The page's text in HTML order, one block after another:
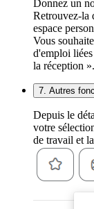
Donnez un
Retrouvez-la
espace
Vous
d'emploi
la réception ».
7. Autres
Depuis le
votre
de travail et